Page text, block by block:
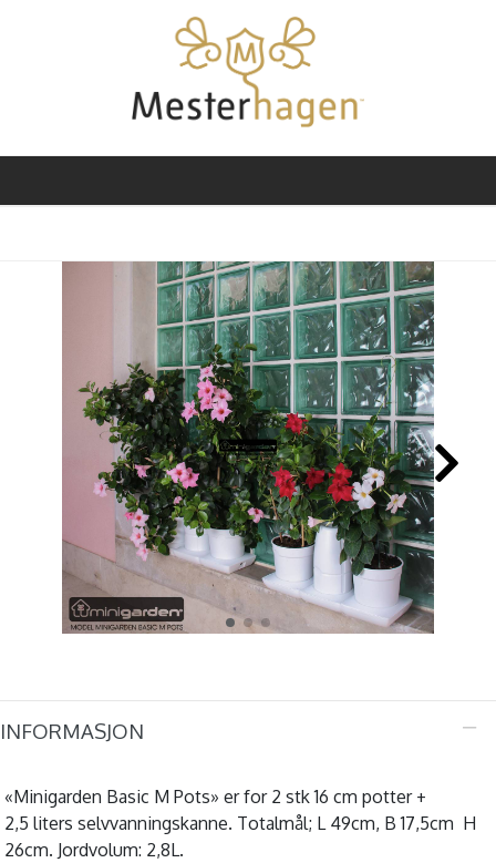
INFORMASJON
«Minigarden Basic M Pots» er for 2 stk 16 cm potter +
2,5 liters selvvanningskanne. Totalmål; L 49cm, B 17,5cm H
26cm. Jordvolum: 2,8L.